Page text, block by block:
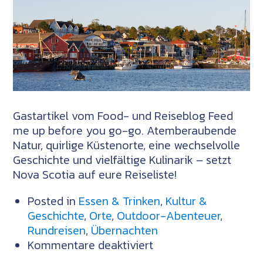
Gastartikel vom Food- und Reiseblog Feed
me up before you go-go. Atemberaubende
Natur, quirlige Küstenorte, eine wechselvolle
Geschichte und vielfältige Kulinarik – setzt
Nova Scotia auf eure Reiseliste!
Posted in Essen & Trinken, Kultur &
Geschichte, Orte, Outdoor-Abenteuer,
Rundreisen, Übernachten
Kommentare deaktiviertfür